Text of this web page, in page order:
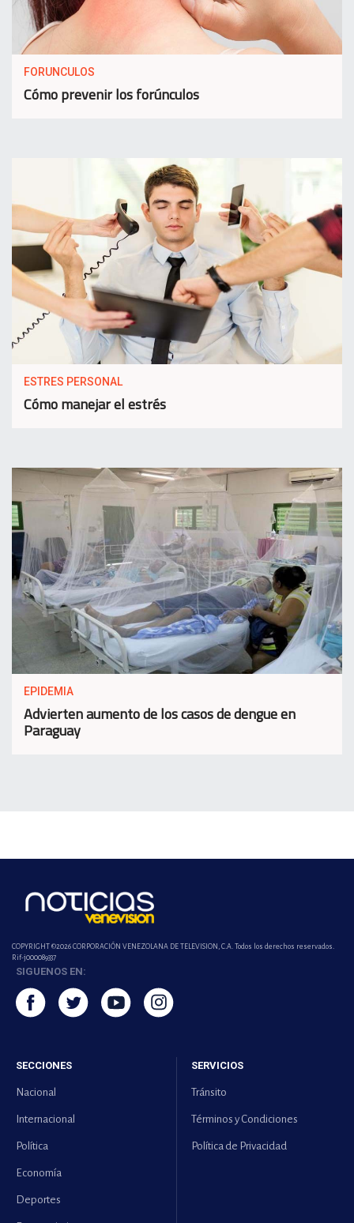
FORUNCULOS
Cómo prevenir los forúnculos
ESTRES PERSONAL
Cómo manejar el estrés
EPIDEMIA
Advierten aumento de los casos de dengue en
Paraguay
COPYRIGHT ©2026 CORPORACIÓN VENEZOLANA DE TELEVISION, C.A. Todos los derechos reservados.
Rif-j000089337
SIGUENOS EN:
SECCIONES
Nacional
Internacional
Política
Economía
Deportes
SERVICIOS
Tránsito
Términos y Condiciones
Política de Privacidad